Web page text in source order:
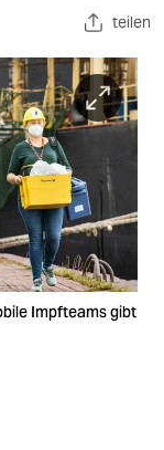
teilen
Impfteams gibt